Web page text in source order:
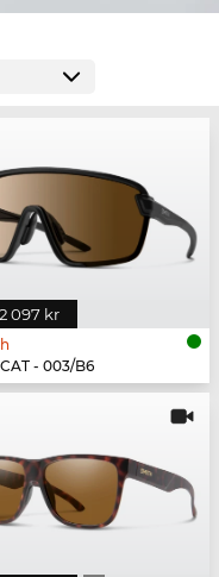
2 097 kr
- 003/B6